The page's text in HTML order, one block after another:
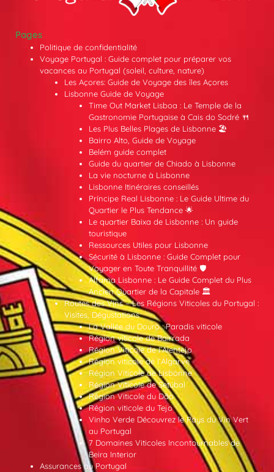
Pages
Politique de confidentialité
Voyage Portugal : Guide complet pour préparer vos
vacances au Portugal (soleil, culture, nature)
Les Açores: Guide de Voyage des îles Açores
Lisbonne Guide de Voyage
Time Out Market Lisboa : Le Temple de la
Gastronomie Portugaise à Cais do Sodré 🍴
Les Plus Belles Plages de Lisbonne 🏖️
Bairro Alto, Guide de Voyage
Belém guide complet
Guide du quartier de Chiado à Lisbonne
La vie nocturne à Lisbonne
Lisbonne Itinéraires conseillés
Príncipe Real Lisbonne : Le Guide Ultime du
Quartier le Plus Tendance 🌟
Le quartier Baixa de Lisbonne : Un guide
touristique
Ressources Utiles pour Lisbonne
Sécurité à Lisbonne : Guide Complet pour
Voyager en Toute Tranquillité 🛡️
Alfama Lisbonne : Le Guide Complet du Plus
Ancien Quartier de la Capitale 🏛️
Routes des Vins – Les Régions Viticoles du Portugal :
Visites, Dégustations
La Vallée du Douro : Paradis viticole
Région viticole de Bairrada
Région Viticole de l’Alentejo
Région viticole de l’Algarve
Région Viticole de Lisbonne
Région Viticole de Setúbal
Région Viticole du Dão
Région viticole du Tejo
Vinho Verde Découvrez le Pays du Vin Vert
au Portugal
7 Domaines Viticoles Incontournables de
Beira Interior
Assurances au Portugal